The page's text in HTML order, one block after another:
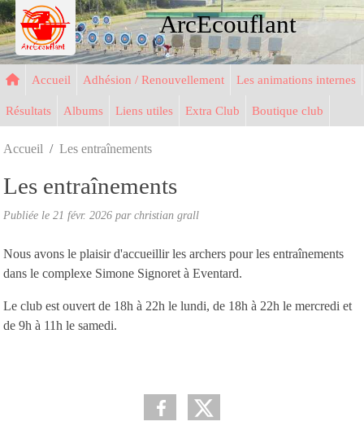
ArcEcouflant
Accueil Adhésion / Renouvellement Les animations internes
Résultats Albums Liens utiles Extra Club Boutique club
Accueil Les entraînements
Les entraînements
Publiée le 21 févr. 2026 par christian grall
Nous avons le plaisir d'accueillir les archers pour les entraînements
dans le complexe Simone Signoret à Eventard.
Le club est ouvert de 18h à 22h le lundi, de 18h à 22h le mercredi et
de 9h à 11h le samedi.
Panneau de gestion des cookies